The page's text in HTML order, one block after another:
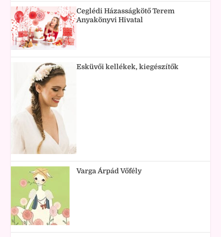
Ceglédi Házasságkötő Terem
Anyakönyvi Hivatal
Esküvői kellékek, kiegészítők
Varga Árpád Vőfély